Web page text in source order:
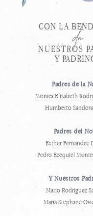
CON LA
NUESTROS
Y
de
Padres de la
Monica Elizabeth
Humberto
Padres del
Esther Fernandez
Pedro Ezequiel
Y Nuestros
Mario Rodriguez
Maria Stephane